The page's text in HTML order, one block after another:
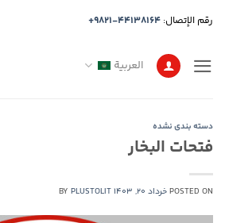
للمحتوى
رقم الإتصال: +9821-44138164
العربية
دسته بندی نشده
فتحات البخار
POSTED ONخرداد 20, 1403 BY PLUSTOLIT